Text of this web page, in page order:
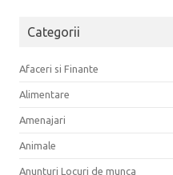
Categorii
Afaceri si Finante
Alimentare
Amenajari
Animale
Anunturi Locuri de munca